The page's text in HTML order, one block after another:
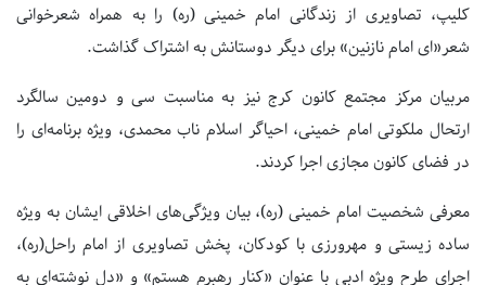
کلیپ، تصاویری از زندگانی امام خمینی (ره) را به همراه شعرخوانی
شعر«ای امام نازنین» برای دیگر دوستانش به اشتراک گذاشت.
مربیان مرکز مجتمع کانون کرج نیز به مناسبت سی و دومین سالگرد
ارتحال ملکوتی امام خمینی، احیاگر اسلام ناب محمدی، ویژه برنامه‌ای را
در فضای کانون مجازی اجرا کردند.
معرفی شخصیت امام خمینی (ره)، بیان ویژگی‌های اخلاقی ایشان به ویژه
ساده زیستی و مهرورزی با کودکان، پخش تصاویری از امام راحل(ره)،
اجرای طرح ویژه ادبی با عنوان «کنار رهبرم هستم» و «دل نوشته‌ای به